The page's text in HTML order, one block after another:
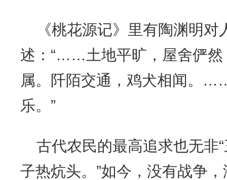
《桃花源记》里有陶渊明
述：“……土地平旷，屋舍俨然
属。阡陌交通，鸡犬相闻。
乐。”
古代农民的最高追求也无非
子热炕头。”如今，没有战争